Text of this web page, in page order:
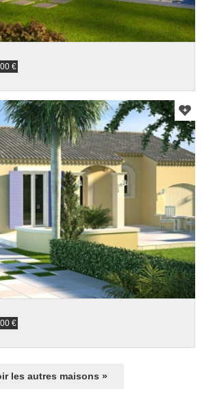
€
€
les autres maisons »